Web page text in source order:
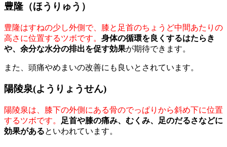
豊隆（ほうりゅう）
豊隆はすねの少し外側で、膝と足首のちょうど中間あたりの
高さに位置するツボです。 身体の循環を良くするはたらき
や、余分な水分の排出を促す効果が期待できます。
また、頭痛やめまいの改善にも良いとされています。
陽陵泉(ようりょうせん)
陽陵泉は、膝下の外側にある骨のでっぱりから斜め下に位置
するツボです。
足首や膝の痛み、むくみ、足のだるさなどに
効果があるといわれています。